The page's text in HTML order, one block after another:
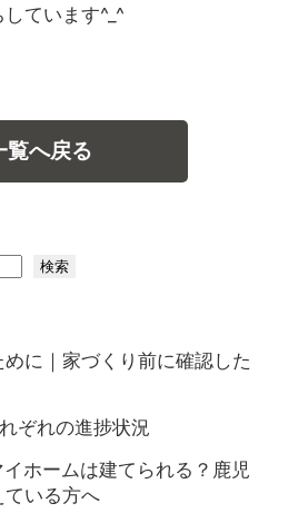
ています^_^
覧へ戻る
検索
に｜家づくり前に確認した
ぞれの進捗状況
ホームは建てられる？鹿児
いる方へ